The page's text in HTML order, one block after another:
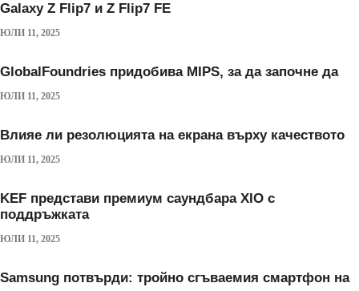
Galaxy Z Flip7 и Z Flip7 FE
ЮЛИ 11, 2025
GlobalFoundries придобива MIPS, за да започне да
ЮЛИ 11, 2025
Влияе ли резолюцията на екрана върху качеството
ЮЛИ 11, 2025
KEF представи премиум саундбара XIO с
поддръжката
ЮЛИ 11, 2025
Samsung потвърди: тройно сгъваемия смартфон на